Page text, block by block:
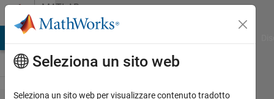
Vai al contenutoMATLAB
Answers
Seleziona un sito web
Seleziona un sito web per visualizzare contenuto tradotto